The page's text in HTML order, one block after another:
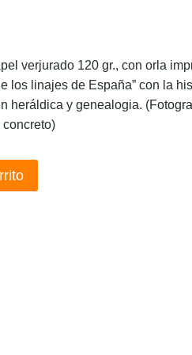
verjurado 120 gr., con orla
los linajes de España” con la
heráldica y genealogia.